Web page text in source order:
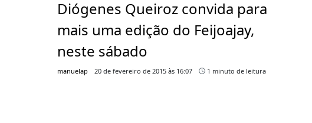
Diógenes Queiroz convida para
mais uma edição do Feijoajay,
neste sábado
manuelap 20 de fevereiro de 2015 às 16:07 1 minuto de leitura